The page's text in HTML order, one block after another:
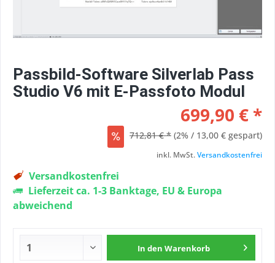
Passbild-Software Silverlab Pass
Studio V6 mit E-Passfoto Modul
699,90 € *
712,81 € * (2% / 13,00 € gespart)
inkl. MwSt.Versandkostenfrei
Versandkostenfrei
Lieferzeit ca. 1-3 Banktage, EU & Europa
abweichend
In den Warenkorb